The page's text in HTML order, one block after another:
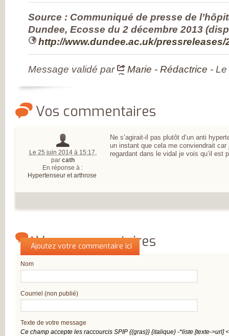
ÉMISES
DITES STOP À
L’ARTHROSE !
L’ARTHROSE
L’ARTHROSE
L’ARTHROSE SE
SOIGNE
L’ARTHROSE ?
LES FACTEURS
RISQUES
LES
DOULEUR ET
ENQUÊTE SUR
ENQUÊTE
PARTICIPEZ À LA
Source : Communiqué de presse de
Dundee, Ecosse du 2 décembre 2013
http://www.dundee.ac.uk/
Message validé par Marie - Rédactrice -
Vos commentaires
Le 25 juin 2014 à 15:17,
par cath
En réponse à :
Hypertenseur et arthrose
Ne s’agirait-il pas plutôt d’un anti
un instant que cela me conviendrait car
regardant dans le vidal je vois qu’il est
Vos commentaires
Qui êtes-vous ?
Nom
Courriel (non publié)
Ajoutez votre commentaire ici
Texte de votre message
Ce champ accepte les raccourcis SPIP {{gras}} {italique} -*liste [texte->url]